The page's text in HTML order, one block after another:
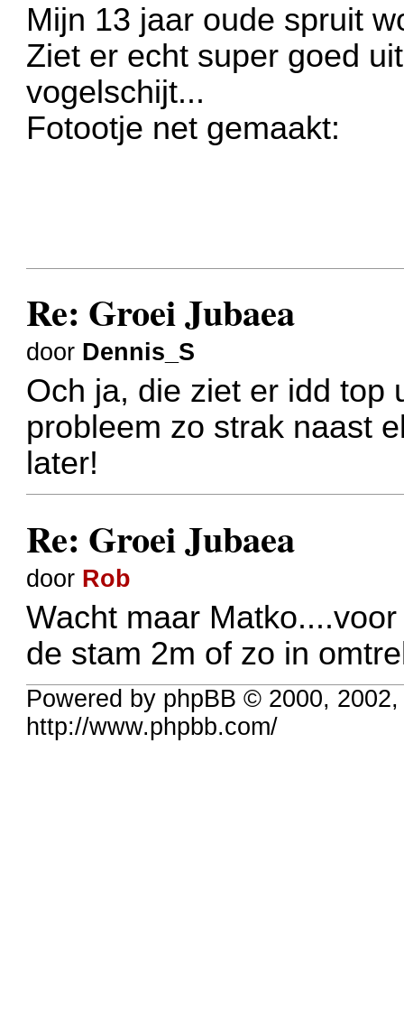
Mijn 13 jaar oude spruit
Ziet er echt super goed
vogelschijt...
Fotootje net gemaakt:
Re: Groei Jubaea
door Dennis_S
Och ja, die ziet er idd top
probleem zo strak naast
later!
Re: Groei Jubaea
door Rob
Wacht maar
de stam 2m of zo in
Powered by phpBB © 2000,
http://www.phpbb.com/